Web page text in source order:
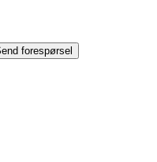
forespørsel